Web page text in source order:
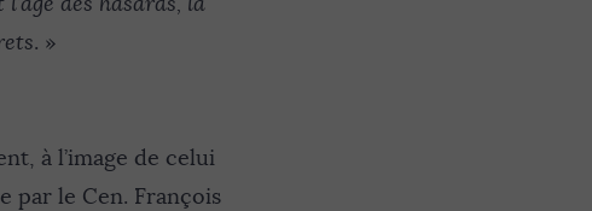
. »
à l’image de celui
par le Cen. François